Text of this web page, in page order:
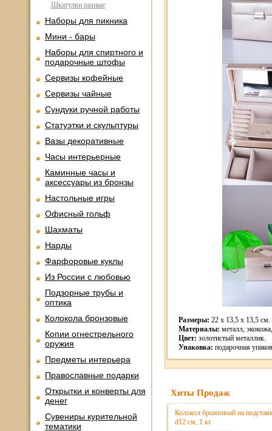
Шкатулки разные
Наборы для пикника
Мини - бары
Наборы для спиртного и
подарочные штофы
Сервизы кофейные
Сервизы чайные
Сундуки ручной работы
Статуэтки и скульптуры
Вазы декоративные
Часы интерьерные
Каминные часы и
аксессуары из бронзы
Настольные игры
Офисный гольф
Шахматы
Нарды
Фарфоровые куклы
Из России с любовью
Подзорные трубы и
оптика
Колокола бронзовые
Копии огнестрельного
оружия
Предметы интерьера
Православные подарки
Открытки и конверты для
денег
Сувениры курительной
тематики
Размеры: 22 х 13,5 х 13,5 см.
Материалы: металл,
Цвет: золотистый металлик.
Упаковка: подарочная
Хиты Продаж
Колокол бронзовый на
d12 см, 1 кг